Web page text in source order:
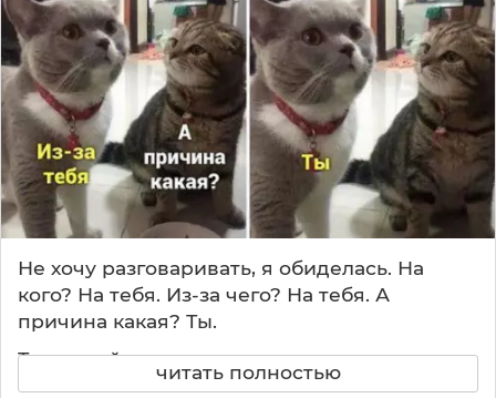
е
с
к
о
м
и
🐈‍⬛
Не хочу разговаривать, я обиделась. На
кого? На тебя. Из-за чего? На тебя. А
причина какая? Ты.
Тот самый момент, когда ты накосячил, а
виноват всё равно ты, даже если не
читать полностью